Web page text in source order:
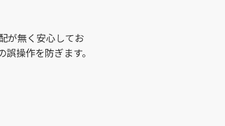
が無く安心してお
操作を防ぎます。